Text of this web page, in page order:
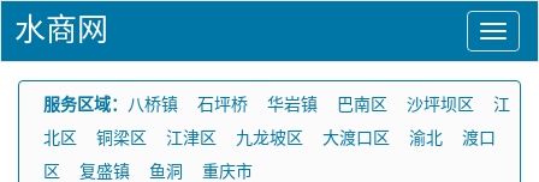
水商网
服务区域： 八桥镇 石坪桥 华岩镇 巴南区 沙坪坝区
江
北区
铜梁区 江津区 九龙坡区 大渡口区 渝北
渡口
区
复盛镇 鱼洞
重庆市